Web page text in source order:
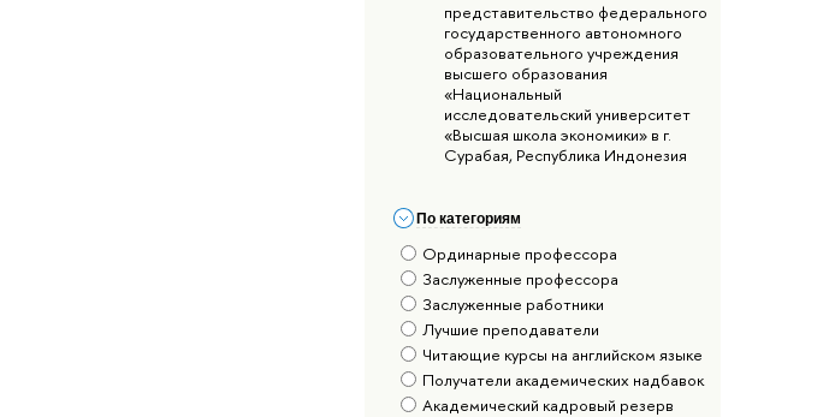
представительство федерального
государственного автономного
образовательного учреждения
высшего образования
«Национальный
исследовательский университет
«Высшая школа экономики» в г.
Сурабая, Республика Индонезия
По категориям
Ординарные профессора
Заслуженные профессора
Заслуженные работники
Лучшие преподаватели
Читающие курсы на английском языке
Получатели академических надбавок
Академический кадровый резерв